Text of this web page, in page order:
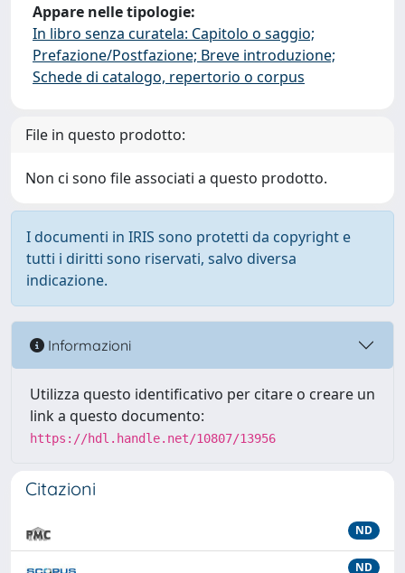
Appare nelle tipologie:
In libro senza curatela: Capitolo o saggio;
Prefazione/Postfazione; Breve introduzione;
Schede di catalogo, repertorio o corpus
File in questo prodotto:
Non ci sono file associati a questo prodotto.
I documenti in IRIS sono protetti da copyright e
tutti i diritti sono riservati, salvo diversa
indicazione.
Informazioni
Utilizza questo identificativo per citare o creare un
link a questo documento:
https://hdl.handle.net/10807/13956
Citazioni
ND
ND